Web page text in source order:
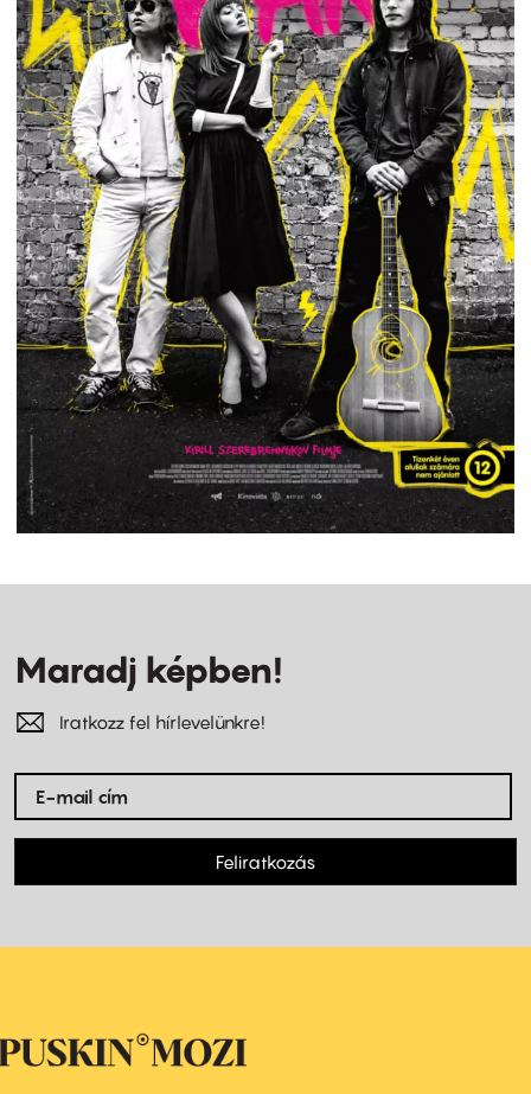
Maradj képben!
Iratkozz fel hírlevelünkre!
Feliratkozás